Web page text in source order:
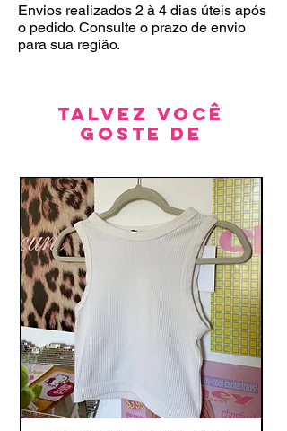
Envios realizados 2 à 4 dias úteis após
o pedido. Consulte o prazo de envio
para sua região.
Talvez você
goste de